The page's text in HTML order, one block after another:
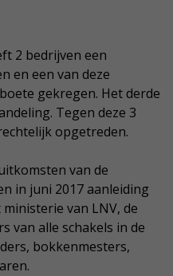
2 bedrijven een
en een van deze
gekregen. Het derde
Tegen deze 3
opgetreden.
van de
in juni 2017 aanleiding
van LNV, de
van alle schakels in de
bokkenmesters,